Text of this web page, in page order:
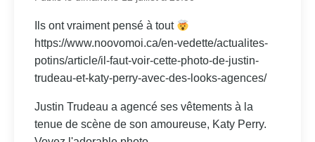
Ils ont vraiment pensé à tout
https://www.noovomoi.ca/en-vedette/actualites-
potins/article/il-faut-voir-cette-photo-de-justin-
trudeau-et-katy-perry-avec-des-looks-agences/
Justin Trudeau a agencé ses vêtements à la
tenue de scène de son amoureuse, Katy Perry.